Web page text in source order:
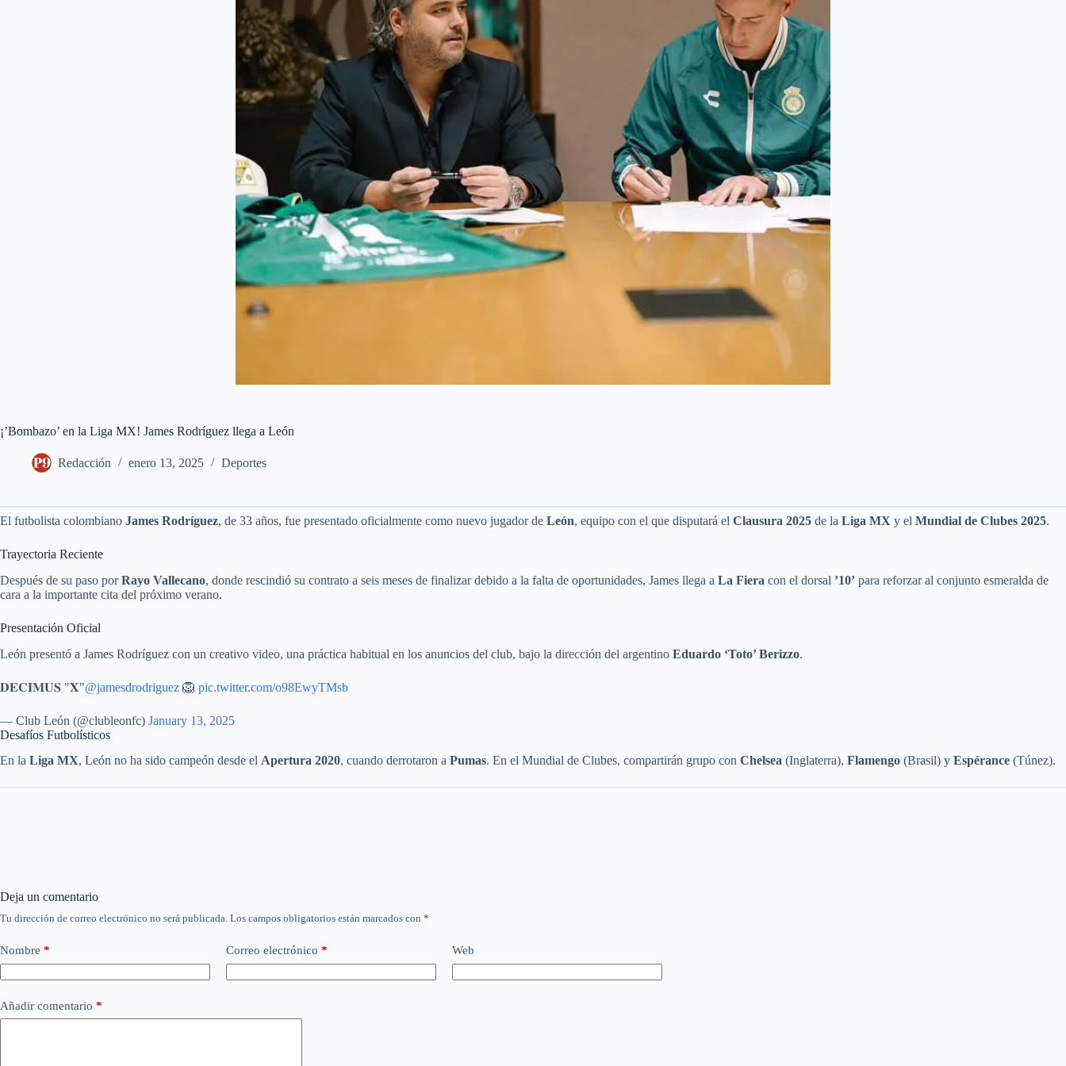
¡’Bombazo’ en la Liga MX! James Rodríguez llega a León
Redacción enero 13, 2025 Deportes
El futbolista colombiano James Rodríguez, de 33 años, fue presentado oficialmente como nuevo jugador de León, equipo con el que disputará el Clausura 2025 de la Liga MX y el Mundial de Clubes 2025.
Trayectoria Reciente
Después de su paso porRayo Vallecano, donde rescindió su contrato a seis meses de finalizar debido a la falta de oportunidades, James llega a La Fiera con el dorsal ’10’ para reforzar al conjunto esmeralda de
cara a la importante cita del próximo verano.
Presentación Oficial
León presentó a James Rodríguez con un creativo video, una práctica habitual en los anuncios del club, bajo la dirección del argentino Eduardo ‘Toto’ Berizzo.
𝐃𝐄𝐂𝐈𝐌𝐔𝐒 "𝐗"@jamesdrodriguez 🦁 pic.twitter.com/o98EwyTMsb
— Club León (@clubleonfc) January 13, 2025
Desafíos Futbolísticos
En la Liga MX, León no ha sido campeón desde el Apertura 2020, cuando derrotaron a Pumas. En el Mundial de Clubes, compartirán grupo con Chelsea (Inglaterra), Flamengo (Brasil) y Espérance (Túnez).
Deja un comentario
Tu dirección de correo electrónico no será publicada. Los campos obligatorios están marcados con *
Nombre * Correo electrónico * Web
Añadir comentario *